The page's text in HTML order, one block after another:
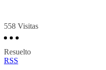
558 Visitas
Resuelto
RSS